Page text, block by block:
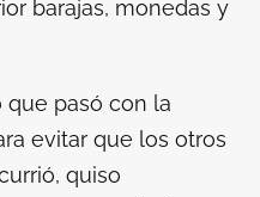
barajas, monedas y
que pasó con la
evitar que los otros
quiso